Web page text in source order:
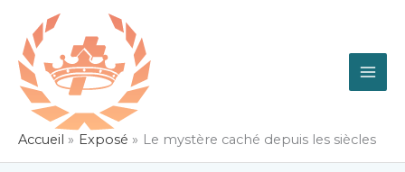
contenu
Accueil Exposé Le mystère caché depuis les siècles